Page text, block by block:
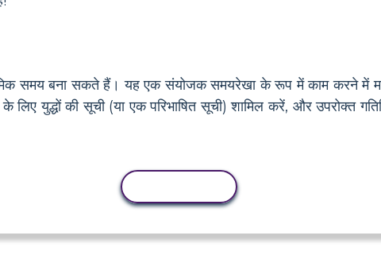
समय बना सकते हैं। यह एक संयोजक समयरेखा के रूप में काम करने में
युद्धों की सूची (या एक परिभाषित सूची) शामिल करें, और उपरोक्त